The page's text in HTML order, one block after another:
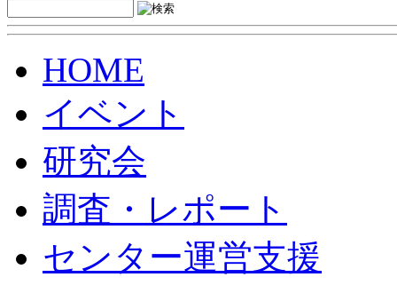
HOME
イベント
研究会
調査・レポート
センター運営支援